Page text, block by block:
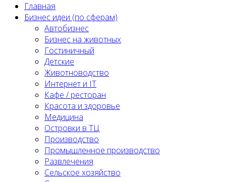
Главная
Бизнес идеи (по сферам)
Автобизнес
Бизнес на животных
Гостиничный
Детские
Животноводство
Интернет и IT
Кафе / ресторан
Красота и здоровье
Медицина
Островки в ТЦ
Производство
Промышленное производство
Развлечения
Сельское хозяйство